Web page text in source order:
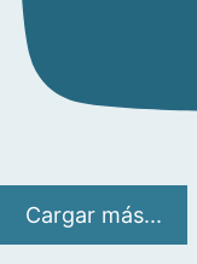
Cargar más...